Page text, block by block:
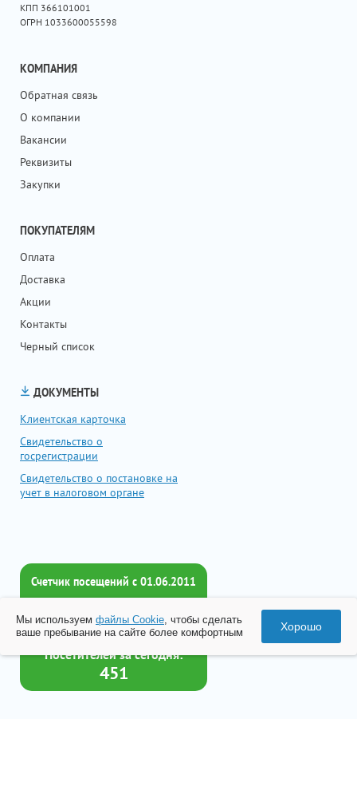
КПП 366101001
ОГРН 1033600055598
КОМПАНИЯ
Обратная связь
О компании
Вакансии
Реквизиты
Закупки
ПОКУПАТЕЛЯМ
Оплата
Доставка
Акции
Контакты
Черный список
ДОКУМЕНТЫ
Клиентская карточка
Свидетельство о
госрегистрации
Свидетельство о постановке на
учет в налоговом органе
Счетчик посещений c 01.06.2011
Всего посетителей:
2017377
Посетителей за сегодня:
451
Мы используем файлы Cookie, чтобы сделать
ваше пребывание на сайте более комфортным
Хорошо